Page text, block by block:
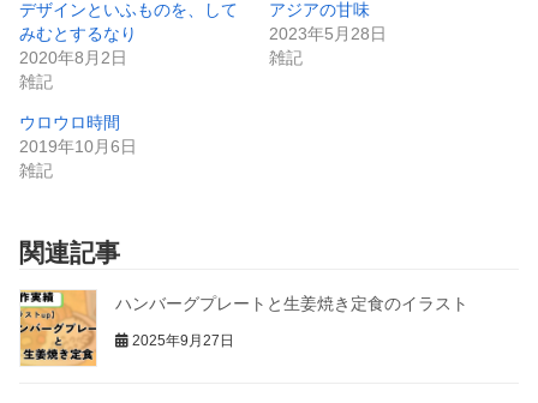
デザインといふものを、して
みむとするなり
2020年8月2日
雑記
アジアの甘味
2023年5月28日
雑記
ウロウロ時間
2019年10月6日
雑記
関連記事
ハンバーグプレートと生姜焼き定食のイラスト
2025年9月27日